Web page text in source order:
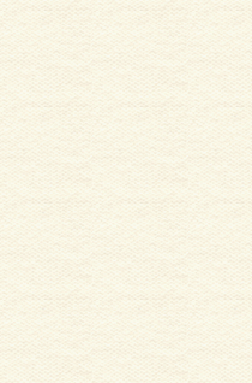
外壁塗装